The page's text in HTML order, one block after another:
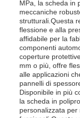
MPa, la scheda in
meccaniche
strutturali.Questa
flessione e alla
affidabile per la
componenti
coperture
mm o più, offre
alle applicazioni
pannelli di
Disponibile in più
la scheda in
personalizzata